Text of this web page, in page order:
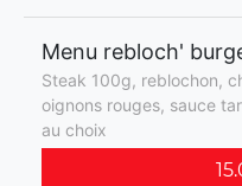
Menu rebloch'
Steak 100g, reblochon,
oignons rouges, sauce
au choix